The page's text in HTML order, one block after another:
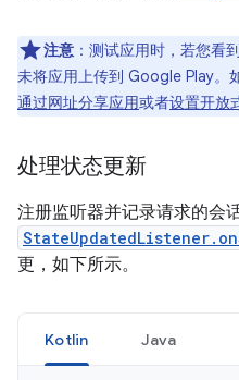
注意 ：测试应用时，若您看到
未将应用上传到 Google Play。
通过网址分享应用或者设置开放
处理状态更新
注册监听器并记录请求的会
更，如下所示。
Kotlin Java